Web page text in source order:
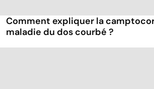
Comment expliquer la
maladie du dos courbé ?